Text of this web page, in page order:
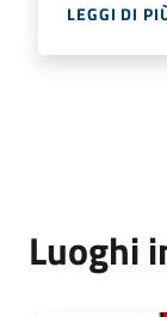
LEGGI DI
Luoghi